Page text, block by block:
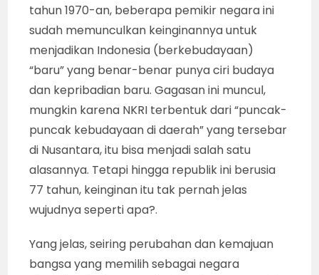
tahun 1970-an, beberapa pemikir negara ini
sudah memunculkan keinginannya untuk
menjadikan Indonesia (berkebudayaan)
“baru” yang benar-benar punya ciri budaya
dan kepribadian baru. Gagasan ini muncul,
mungkin karena NKRI terbentuk dari “puncak-
puncak kebudayaan di daerah” yang tersebar
di Nusantara, itu bisa menjadi salah satu
alasannya. Tetapi hingga republik ini berusia
77 tahun, keinginan itu tak pernah jelas
wujudnya seperti apa?.
Yang jelas, seiring perubahan dan kemajuan
bangsa yang memilih sebagai negara